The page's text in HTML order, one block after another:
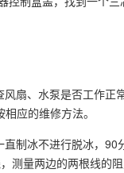
扇、水泵是否工作
应的维修方法。
制冰不进行脱冰，
测量两边的两根线的